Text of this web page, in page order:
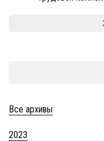
Все архивы
2023